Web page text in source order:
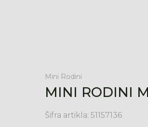
Mini Rodini
MINI RODINI
Šifra artikla: 51157136